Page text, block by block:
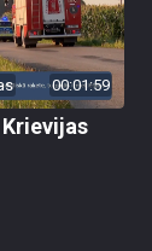
00:01:59